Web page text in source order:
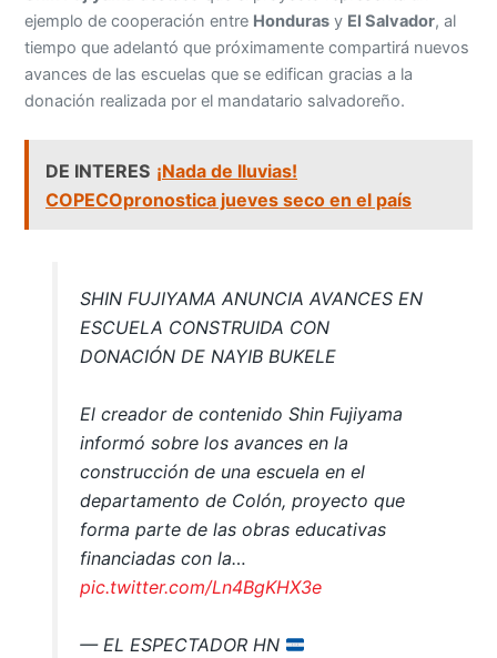
ejemplo de cooperación entre Honduras y El Salvador, al
tiempo que adelantó que próximamente compartirá nuevos
avances de las escuelas que se edifican gracias a la
donación realizada por el mandatario salvadoreño.
DE INTERES ¡Nada de lluvias!
COPECOpronostica jueves seco en el país
SHIN FUJIYAMA ANUNCIA AVANCES EN
ESCUELA CONSTRUIDA CON
DONACIÓN DE NAYIB BUKELE
El creador de contenido Shin Fujiyama
informó sobre los avances en la
construcción de una escuela en el
departamento de Colón, proyecto que
forma parte de las obras educativas
financiadas con la…
pic.twitter.com/Ln4BgKHX3e
— EL ESPECTADOR HN